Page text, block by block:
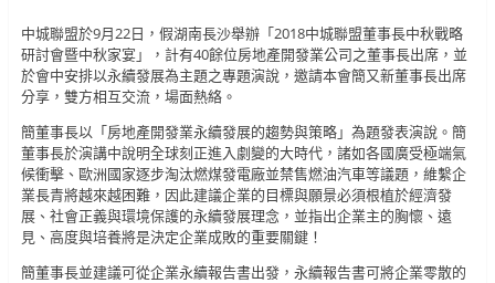
中城聯盟於9月22日，假湖南長沙舉辦「2018中城聯盟董事長中秋戰略
研討會暨中秋家宴」，計有40餘位房地產開發業公司之董事長出席，並
於會中安排以永續發展為主題之專題演說，邀請本會簡又新董事長出席
分享，雙方相互交流，場面熱絡。
簡董事長以「房地產開發業永續發展的趨勢與策略」為題發表演說。簡
董事長於演講中說明全球刻正進入劇變的大時代，諸如各國廣受極端氣
候衝擊、歐洲國家逐步淘汰燃煤發電廠並禁售燃油汽車等議題，維繫企
業長青將越來越困難，因此建議企業的目標與願景必須根植於經濟發
展、社會正義與環境保護的永續發展理念，並指出企業主的胸懷、遠
見、高度與培養將是決定企業成敗的重要關鍵！
簡董事長並建議可從企業永續報告書出發，永續報告書可將企業零散的